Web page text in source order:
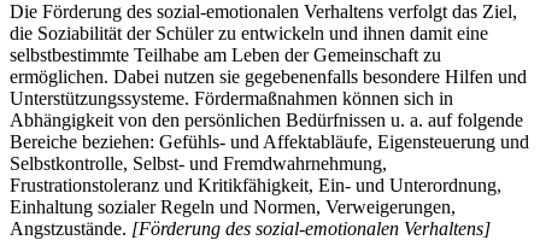
Die Förderung des sozial-emotionalen Verhaltens verfolgt das Ziel,
die Soziabilität der Schüler zu entwickeln und ihnen damit eine
selbstbestimmte Teilhabe am Leben der Gemeinschaft zu
ermöglichen. Dabei nutzen sie gegebenenfalls besondere Hilfen und
Unterstützungssysteme. Fördermaßnahmen können sich in
Abhängigkeit von den persönlichen Bedürfnissen u. a. auf folgende
Bereiche beziehen: Gefühls- und Affektabläufe, Eigensteuerung und
Selbstkontrolle, Selbst- und Fremdwahrnehmung,
Frustrationstoleranz und Kritikfähigkeit, Ein- und Unterordnung,
Einhaltung sozialer Regeln und Normen, Verweigerungen,
Angstzustände. [Förderung des sozial-emotionalen Verhaltens]